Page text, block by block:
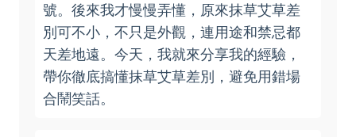
號。後來我才慢慢弄懂，原來抹草艾草差
別可不小，不只是外觀，連用途和禁忌都
天差地遠。今天，我就來分享我的經驗，
帶你徹底搞懂抹草艾草差別，避免用錯場
合鬧笑話。